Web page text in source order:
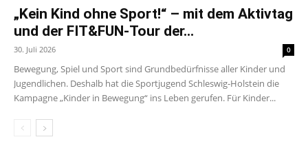
„Kein Kind ohne Sport!“ – mit dem Aktivtag
und der FIT&FUN-Tour der...
30. Juli 2026 0
Bewegung, Spiel und Sport sind Grundbedürfnisse aller Kinder und
Jugendlichen. Deshalb hat die Sportjugend Schleswig-Holstein die
Kampagne „Kinder in Bewegung“ ins Leben gerufen. Für Kinder...